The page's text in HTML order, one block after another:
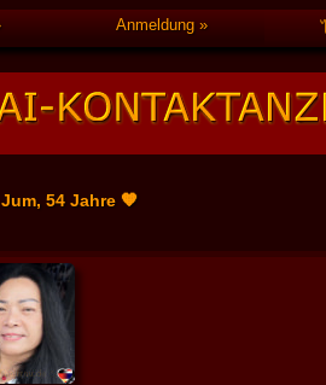
Anmeldung
Jum, 54 Jahre 🧡